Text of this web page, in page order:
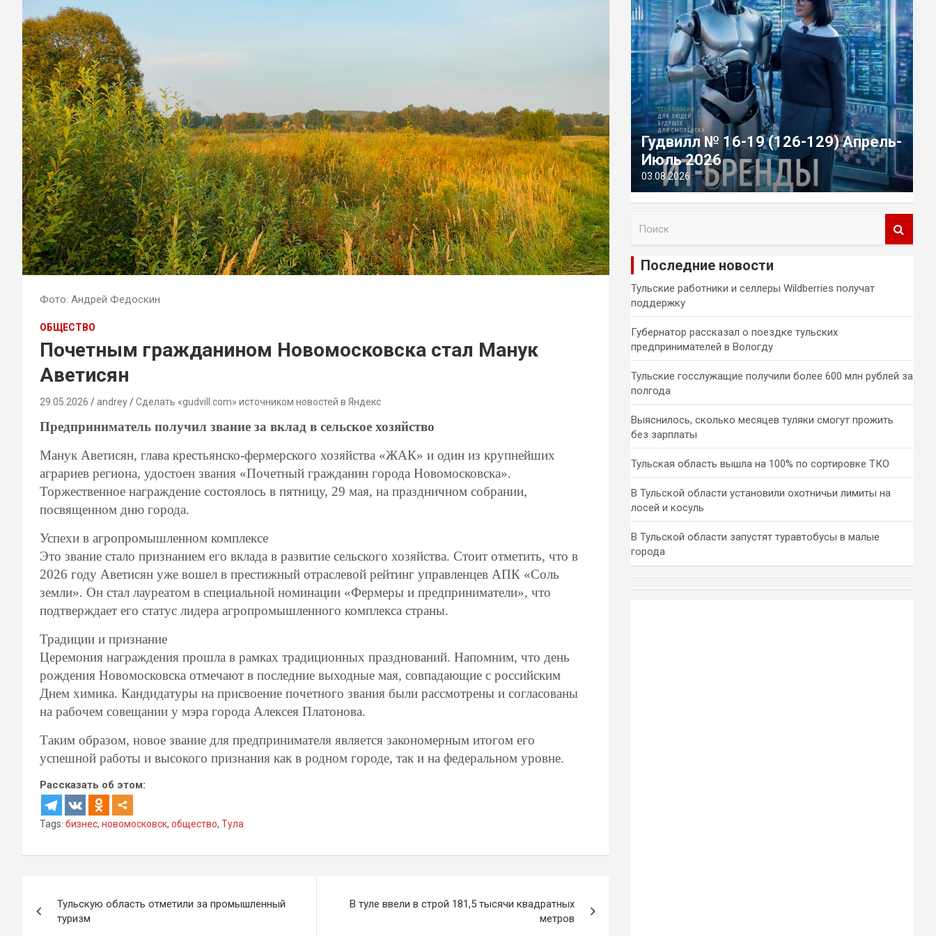
Фото: Андрей Федоскин
ОБЩЕСТВО
Почетным гражданином Новомосковска стал Манук
Аветисян
29.05.2026 andrey Сделать «gudvill.com» источником новостей в Яндекс
Предприниматель получил звание за вклад в сельское хозяйство
Манук Аветисян, глава крестьянско-фермерского хозяйства «ЖАК» и один из крупнейших
аграриев региона, удостоен звания «Почетный гражданин города Новомосковска».
Торжественное награждение состоялось в пятницу, 29 мая, на праздничном собрании,
посвященном дню города.
Успехи в агропромышленном комплексе
Это звание стало признанием его вклада в развитие сельского хозяйства. Стоит отметить, что в
2026 году Аветисян уже вошел в престижный отраслевой рейтинг управленцев АПК «Соль
земли». Он стал лауреатом в специальной номинации «Фермеры и предприниматели», что
подтверждает его статус лидера агропромышленного комплекса страны.
Традиции и признание
Церемония награждения прошла в рамках традиционных празднований. Напомним, что день
рождения Новомосковска отмечают в последние выходные мая, совпадающие с российским
Днем химика. Кандидатуры на присвоение почетного звания были рассмотрены и согласованы
на рабочем совещании у мэра города Алексея Платонова.
Таким образом, новое звание для предпринимателя является закономерным итогом его
успешной работы и высокого признания как в родном городе, так и на федеральном уровне.
Рассказать об этом:
Tags: бизнес, новомосковск, общество, Тула
по
Тульскую область отметили за промышленный
туризм
В туле ввели в строй 181,5 тысячи квадратных
метров
Гудвилл № 16-19 (126-129) Апрель-
Июль 2026
03.08.2026
и
Последние новости
Тульские работники и селлеры Wildberries получат
поддержку
Губернатор рассказал о поездке тульских
предпринимателей в Вологду
Тульские госслужащие получили более 600 млн рублей за
полгода
Выяснилось, сколько месяцев туляки смогут прожить
без зарплаты
Тульская область вышла на 100% по сортировке ТКО
В Тульской области установили охотничьи лимиты на
лосей и косуль
В Тульской области запустят туравтобусы в малые
города